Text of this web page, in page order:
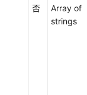
否
Array of
strings